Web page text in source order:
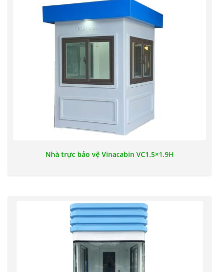
Nhà trực bảo vệ Vinacabin VC1.5×1.9H